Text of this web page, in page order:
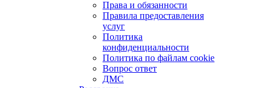
Права и обязанности
Правила предоставления
услуг
Политика
конфиденциальности
Политика по файлам cookie
Вопрос ответ
ДМС